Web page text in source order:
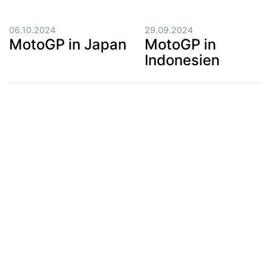
06.10.2024
MotoGP in Japan
29.09.2024
MotoGP in
Indonesien